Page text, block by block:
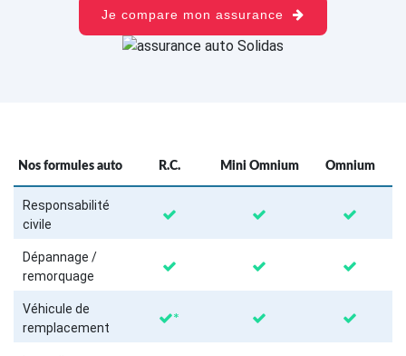
Je compare mon assurance
Nos formules auto R.C. Mini Omnium Omnium
Responsabilité
civile
Dépannage /
remorquage
Véhicule de
remplacement
*